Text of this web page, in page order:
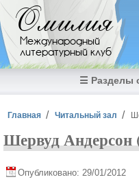
Перейти к основному
Омилия
Международный
литературный клуб
☰ Разделы
Вы здесь
Главная Читальный зал
Шервуд Андерсон
Опубликовано: 29/01/2012